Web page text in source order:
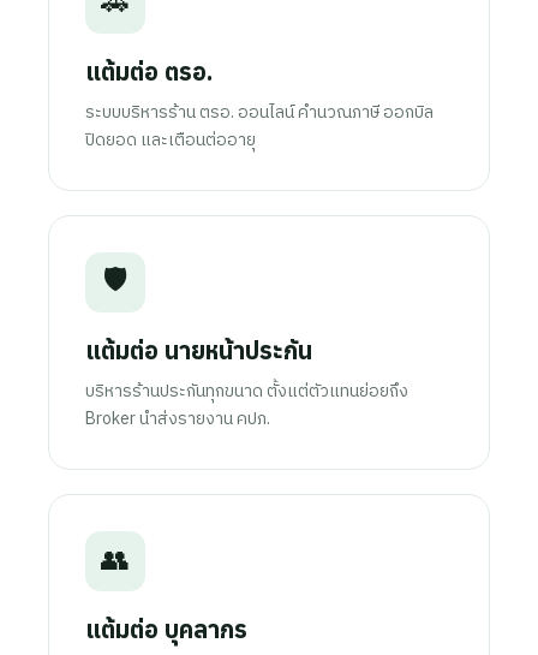
แต้มต่อ ตรอ.
ระบบบริหารร้าน ตรอ. ออนไลน์ คำนวณภาษี ออกบิล
ปิดยอด และเตือนต่ออายุ
🛡️
แต้มต่อ นายหน้าประกัน
บริหารร้านประกันทุกขนาด ตั้งแต่ตัวแทนย่อยถึง
Broker นำส่งรายงาน คปภ.
👥
แต้มต่อ บุคลากร